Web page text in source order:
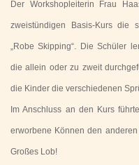
Der Workshopleiterin Frau
zweistündigen Basis-Kurs die
„Robe Skipping“. Die Schüler
die allein oder zu zweit
die Kinder die verschiedenen
Im Anschluss an den Kurs
erworbene Können den
Großes Lob!